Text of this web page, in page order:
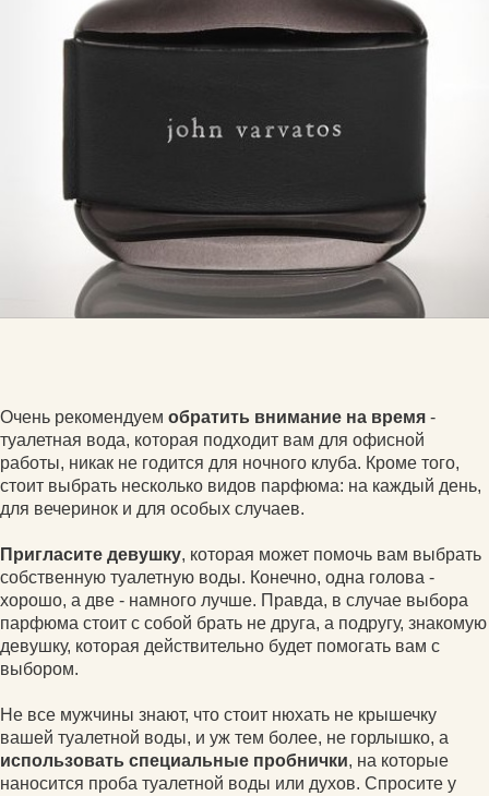
Очень рекомендуем обратить внимание на время -
туалетная вода, которая подходит вам для офисной
работы, никак не годится для ночного клуба. Кроме того,
стоит выбрать несколько видов парфюма: на каждый день,
для вечеринок и для особых случаев.
Пригласите девушку, которая может помочь вам выбрать
собственную туалетную воды. Конечно, одна голова -
хорошо, а две - намного лучше. Правда, в случае выбора
парфюма стоит с собой брать не друга, а подругу, знакомую
девушку, которая действительно будет помогать вам с
выбором.
Не все мужчины знают, что стоит нюхать не крышечку
вашей туалетной воды, и уж тем более, не горлышко, а
использовать специальные пробнички, на которые
наносится проба туалетной воды или духов. Спросите у